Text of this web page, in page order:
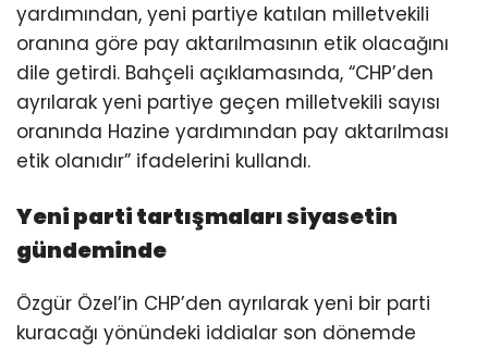
yardımından, yeni partiye katılan milletvekili
oranına göre pay aktarılmasının etik olacağını
dile getirdi. Bahçeli açıklamasında, “CHP’den
ayrılarak yeni partiye geçen milletvekili sayısı
oranında Hazine yardımından pay aktarılması
etik olanıdır” ifadelerini kullandı.
Yeni parti tartışmaları siyasetin
gündeminde
Özgür Özel’in CHP’den ayrılarak yeni bir parti
kuracağı yönündeki iddialar son dönemde